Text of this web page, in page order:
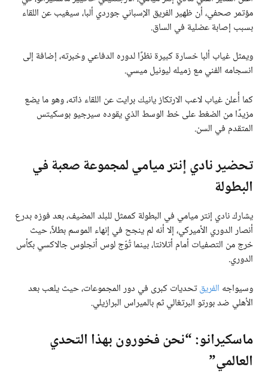
مؤتمر صحفي، أن ظهير الفريق الإسباني جوردي ألبا، سيغيب عن اللقاء
بسبب إصابة عضلية في الساق.
ويمثل غياب ألبا خسارة كبيرة نظرًا لدوره الدفاعي وخبرته، إضافة إلى
انسجامه الفني مع زميله ليونيل ميسي.
كما أُعلن غياب لاعب الارتكاز يانيك برايت عن اللقاء ذاته، وهو ما يضع
مزيدًا من الضغط على خط الوسط الذي يقوده سيرجيو بوسكيتس
المتقدم في السن.
تحضير نادي إنتر ميامي لمجموعة صعبة في
البطولة
يشارك نادي إنتر ميامي في البطولة كممثل للبلد المضيف، بعد فوزه بدرع
أنصار الدوري الأميركي، إلا أنه لم ينجح في إنهاء الموسم بطلاً، حيث
خرج من التصفيات أمام أتلانتا، بينما تُوّج لوس أنجلوس جالاكسي بكأس
الدوري.
وسيواجه الفريقتحديات كبرى في دور المجموعات، حيث يلعب بعد
الأهلي ضد بورتو البرتغالي ثم بالميراس البرازيلي.
ماسكيرانو: “نحن فخورون بهذا التحدي
العالمي”